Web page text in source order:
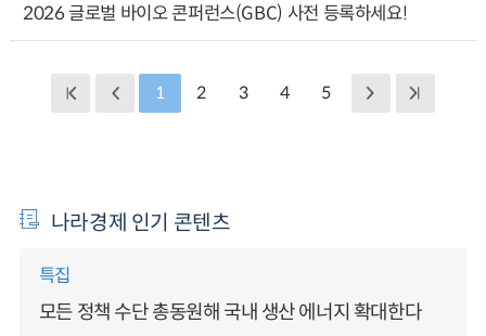
2026 글로벌 바이오 콘퍼런스(GBC) 사전 등록하세요!
1 2 3 4 5
나라경제 인기 콘텐츠
특집
모든 정책 수단 총동원해 국내 생산 에너지 확대한다